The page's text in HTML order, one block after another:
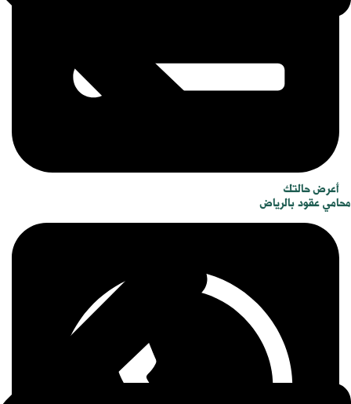
محامي عقود بالرياض
أعرض حالتك